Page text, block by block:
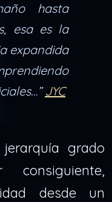
hasta
esa es la
expandida
JYC
grado
desde un